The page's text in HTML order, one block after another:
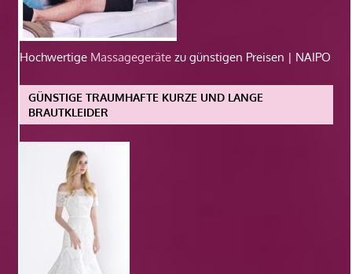
Hochwertige Massagegeräte zu günstigen Preisen | NAIPO
GÜNSTIGE TRAUMHAFTE KURZE UND LANGE
BRAUTKLEIDER